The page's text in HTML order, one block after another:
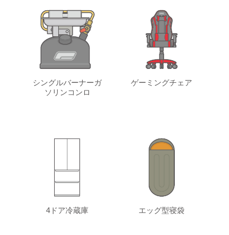
シングルバーナーガ
ソリンコンロ
ゲーミングチェア
4ドア冷蔵庫 エッグ型寝袋